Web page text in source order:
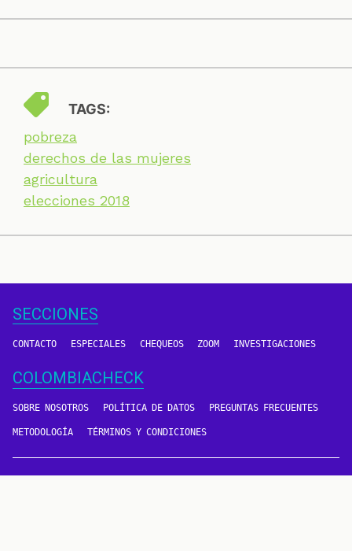
TAGS:
pobreza
derechos de las mujeres
agricultura
elecciones 2018
SECCIONES
CONTACTO ESPECIALES CHEQUEOS ZOOM INVESTIGACIONES
COLOMBIACHECK
SOBRE NOSOTROS POLÍTICA DE DATOS PREGUNTAS FRECUENTES
METODOLOGÍA TÉRMINOS Y CONDICIONES